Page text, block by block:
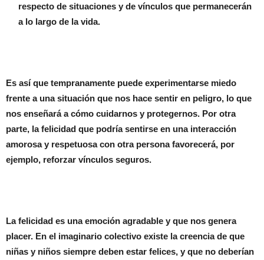
respecto de situaciones y de vínculos que permanecerán
a lo largo de la vida.
Es así que tempranamente puede experimentarse miedo
frente a una situación que nos hace sentir en peligro, lo que
nos enseñará a cómo cuidarnos y protegernos. Por otra
parte, la felicidad que podría sentirse en una interacción
amorosa y respetuosa con otra persona favorecerá, por
ejemplo, reforzar vínculos seguros.
La felicidad es una emoción agradable y que nos genera
placer. En el imaginario colectivo existe la creencia de que
niñas y niños siempre deben estar felices, y que no deberían